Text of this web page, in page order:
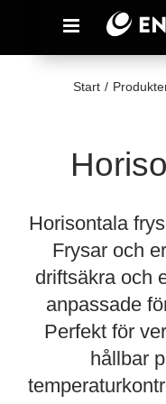
Start /
Horisontala
Frysar och
driftsäkra och
anpassade
Perfekt för
hållbar